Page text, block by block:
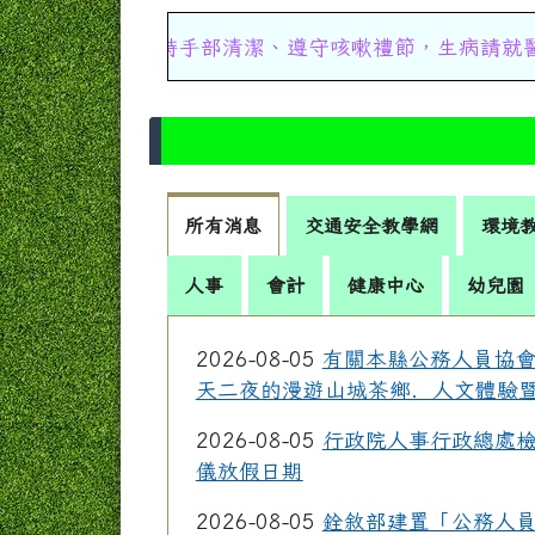
保持手部清潔、遵守咳嗽禮節，生病請就醫並建議在
所有消息 交通安全教學網 環境
人事 會計 健康中心 幼兒園
2026-08-05 有關本縣公務人員協
天二夜的漫遊山城茶鄉．人文體驗
2026-08-05 行政院人事行政總處
儀放假日期
2026-08-05 銓敘部建置「公務人